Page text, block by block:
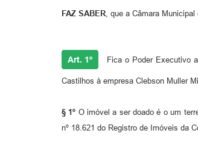
FAZ SABER, que a Câmara
Art. 1º Fica o Poder Executivo
Castilhos à empresa Clebson Muller
§ 1º O imóvel a ser doado é o um
nº 18.621 do Registro de Imóveis da